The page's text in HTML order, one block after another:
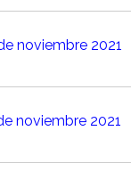
noviembre 2021
noviembre 2021